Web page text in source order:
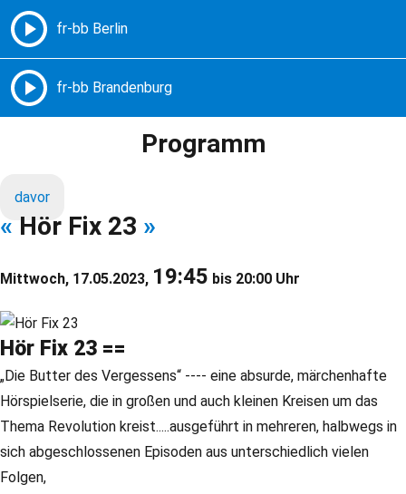
Freie Radios – Berlin Brandenburg
Programm
davor
« Hör Fix 23 »
Mittwoch, 17.05.2023, 19:45 bis 20:00 Uhr
Hör Fix 23 ==
„Die Butter des Vergessens“ ---- eine absurde, märchenhafte
Hörspielserie, die in großen und auch kleinen Kreisen um das
Thema Revolution kreist.....ausgeführt in mehreren, halbwegs in
sich abgeschlossenen Episoden aus unterschiedlich vielen
Folgen,